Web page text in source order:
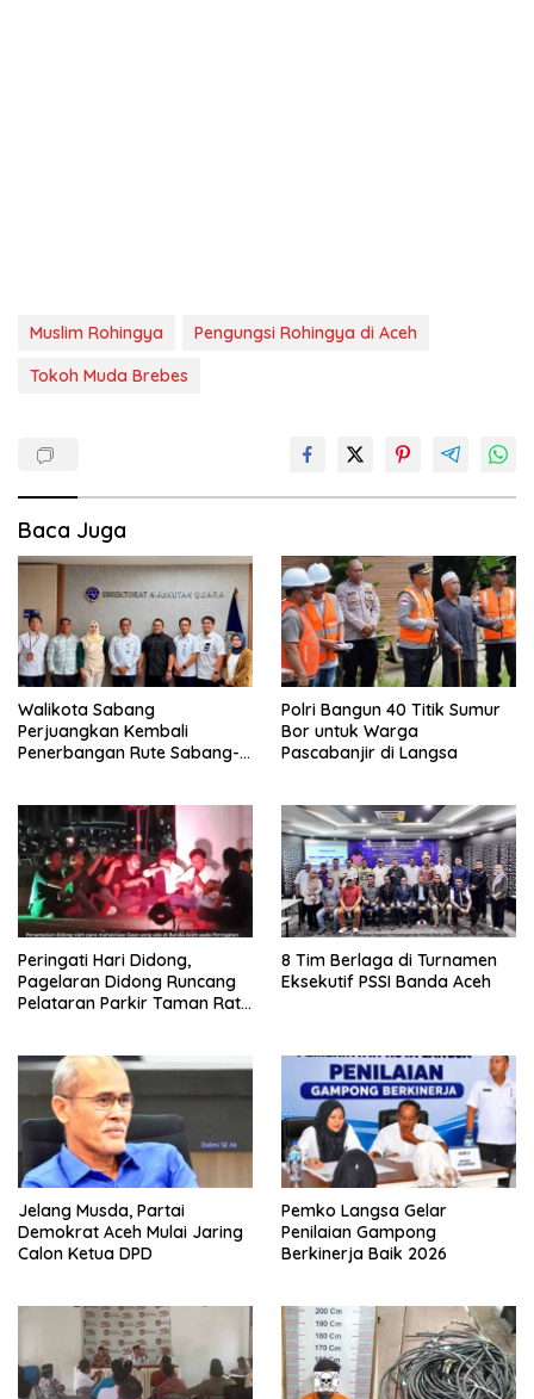
Muslim Rohingya
Pengungsi Rohingya di Aceh
Tokoh Muda Brebes
Baca Juga
Walikota Sabang
Perjuangkan Kembali
Penerbangan Rute Sabang-
Polri Bangun 40 Titik Sumur
Bor untuk Warga
Pascabanjir di Langsa
Peringati Hari Didong,
Pagelaran Didong Runcang
Pelataran Parkir Taman Ratu
8 Tim Berlaga di Turnamen
Eksekutif PSSI Banda Aceh
Jelang Musda, Partai
Demokrat Aceh Mulai Jaring
Calon Ketua DPD
Pemko Langsa Gelar
Penilaian Gampong
Berkinerja Baik 2026